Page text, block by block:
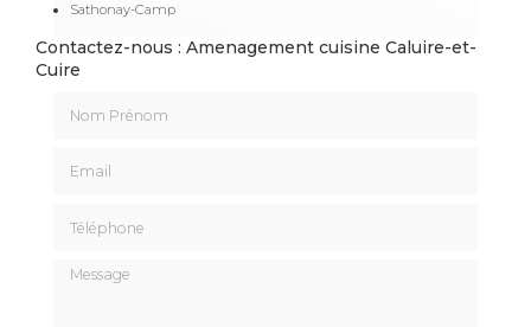
Sathonay-Camp
Contactez-nous : Amenagement cuisine Caluire-et-
Cuire
Message